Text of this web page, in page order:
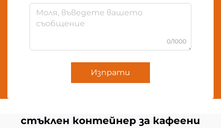
0/1000
Изпрати
стъклен контейнер за кафеени